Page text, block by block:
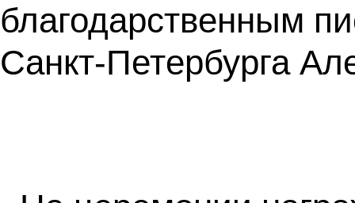
благодарственным
Санкт-Петербурга